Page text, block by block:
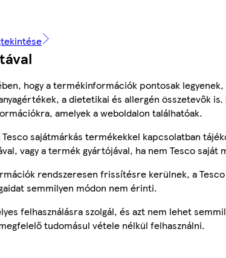
hogy a termékinformációk pontosak
a dietetikai és allergén összetevők
amelyek a weboldalon találhatóak.
Tesco sajátmárkás termékekkel kapcsolatban
vagy a termék gyártójával, ha nem Tesco saját
rendszeresen frissítésre kerülnek, a
semmilyen módon nem érinti.
felhasználásra szolgál, és azt nem lehet
tudomásul vétele nélkül felhasználni.